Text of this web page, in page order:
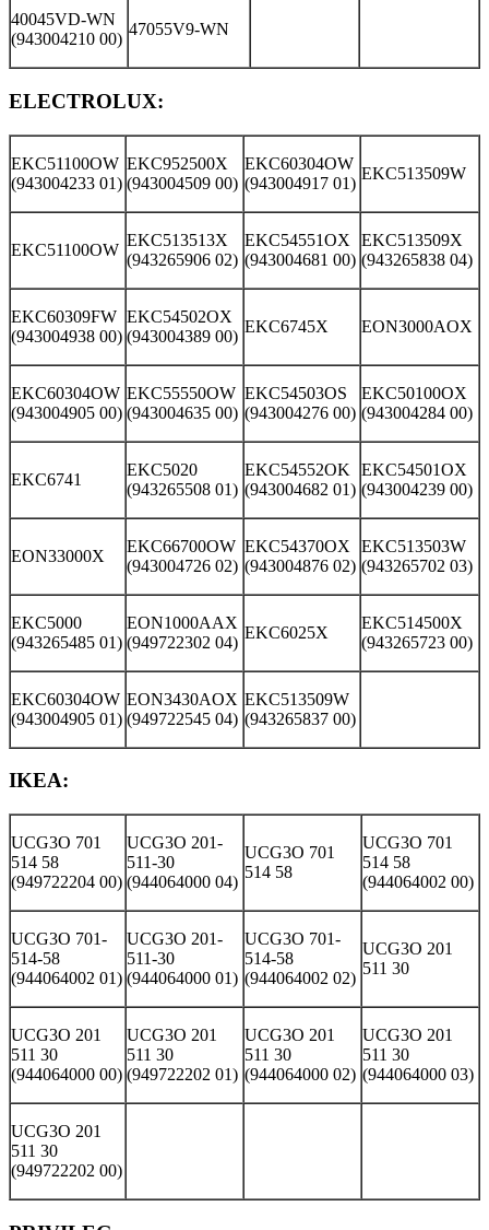
40045VD-WN
(943004210 00)
47055V9-WN
ELECTROLUX:
EKC51100OW
(943004233 01)
EKC952500X
(943004509 00)
EKC60304OW
(943004917 01)
EKC513509W
EKC51100OW
EKC513513X
(943265906 02)
EKC54551OX
(943004681 00)
EKC513509X
(943265838 04)
EKC60309FW
(943004938 00)
EKC54502OX
(943004389 00)
EKC6745X EON3000AOX
EKC60304OW
(943004905 00)
EKC55550OW
(943004635 00)
EKC54503OS
(943004276 00)
EKC50100OX
(943004284 00)
EKC6741
EKC5020
(943265508 01)
EKC54552OK
(943004682 01)
EKC54501OX
(943004239 00)
EON33000X
EKC66700OW
(943004726 02)
EKC54370OX
(943004876 02)
EKC513503W
(943265702 03)
EKC5000
(943265485 01)
EON1000AAX
(949722302 04)
EKC6025X
EKC514500X
(943265723 00)
EKC60304OW
(943004905 01)
EON3430AOX
(949722545 04)
EKC513509W
(943265837 00)
IKEA:
UCG3O 701
514 58
(949722204 00)
UCG3O 201-
511-30
(944064000 04)
UCG3O 701
514 58
UCG3O 701
514 58
(944064002 00)
UCG3O 701-
514-58
(944064002 01)
UCG3O 201-
511-30
(944064000 01)
UCG3O 701-
514-58
(944064002 02)
UCG3O 201
511 30
UCG3O 201
511 30
(944064000 00)
UCG3O 201
511 30
(949722202 01)
UCG3O 201
511 30
(944064000 02)
UCG3O 201
511 30
(944064000 03)
UCG3O 201
511 30
(949722202 00)